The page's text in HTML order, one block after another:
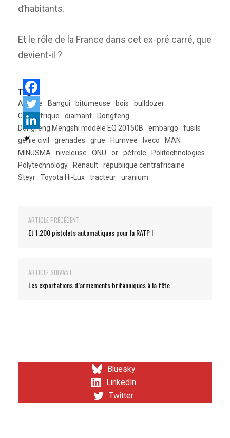
d’habitants.
Et le rôle de la France dans cet ex-pré carré, que
devient-il ?
Tags:
Afrique
Bangui bitumeuse bois
bulldozer
Centrafrique
diamant
Dongfeng
Dongfeng Mengshi modèle EQ 20150B
embargo
fusils
génie civil
grenades grue Humvee Iveco
MAN
MINUSMA
niveleuse ONU or pétrole
Politechnologies
Polytechnology
Renault
république centrafricaine
Steyr
Toyota Hi-Lux tracteur uranium
ARTICLE PRÉCÉDENT
Et 1.200 pistolets automatiques pour la RATP !
ARTICLE SUIVANT
Les exportations d’armements britanniques à la fête
Bluesky
LinkedIn
Twitter